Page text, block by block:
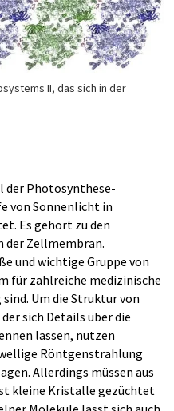
II, das sich in der
der Photosynthese-
von Sonnenlicht in
Es gehört zu den
der Zellmembran.
und wichtige Gruppe von
für zahlreiche medizinische
Um die Struktur von
sich Details über die
lassen, nutzen
Röntgenstrahlung
Allerdings müssen aus
kleine Kristalle gezüchtet